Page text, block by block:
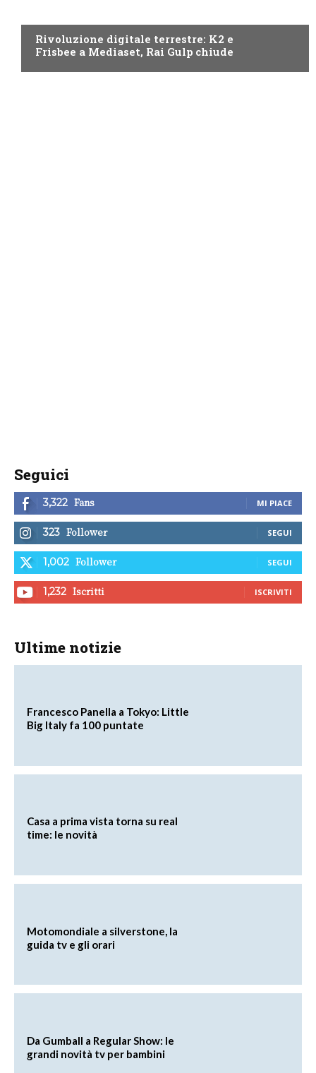
Rivoluzione digitale terrestre: K2 e
Frisbee a Mediaset, Rai Gulp chiude
Seguici
3,322 Fans MI PIACE
323 Follower SEGUI
1,002 Follower SEGUI
1,232 Iscritti ISCRIVITI
Ultime notizie
Francesco Panella a Tokyo: Little
Big Italy fa 100 puntate
Casa a prima vista torna su real
time: le novità
Motomondiale a silverstone, la
guida tv e gli orari
Da Gumball a Regular Show: le
grandi novità tv per bambini